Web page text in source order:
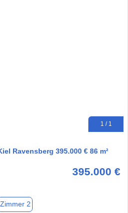
1 / 1
Ravensberg 395.000 € 86 m²
395.000 €
Zimmer 2